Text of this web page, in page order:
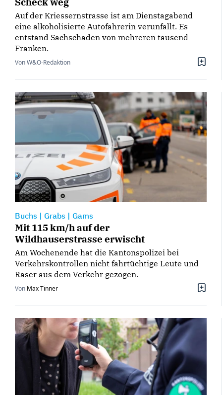
Auf der Kriessernstrasse ist am Dienstagabend
eine alkoholisierte Autofahrerin verunfallt. Es
entstand Sachschaden von mehreren tausend
Franken.
Von W&O-Redaktion
Buchs | Grabs | Gams
Mit 115 km/h auf der
Wildhauserstrasse erwischt
Am Wochenende hat die Kantonspolizei bei
Verkehrskontrollen nicht fahrtüchtige Leute und
Raser aus dem Verkehr gezogen.
Von Max Tinner